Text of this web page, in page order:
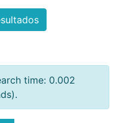
time: 0.002